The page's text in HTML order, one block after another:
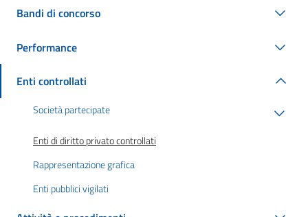
Bandi di concorso
Performance
Enti controllati
Società partecipate
Enti di diritto privato controllati
Rappresentazione grafica
Enti pubblici vigilati